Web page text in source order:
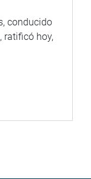
conducido
ratificó hoy,